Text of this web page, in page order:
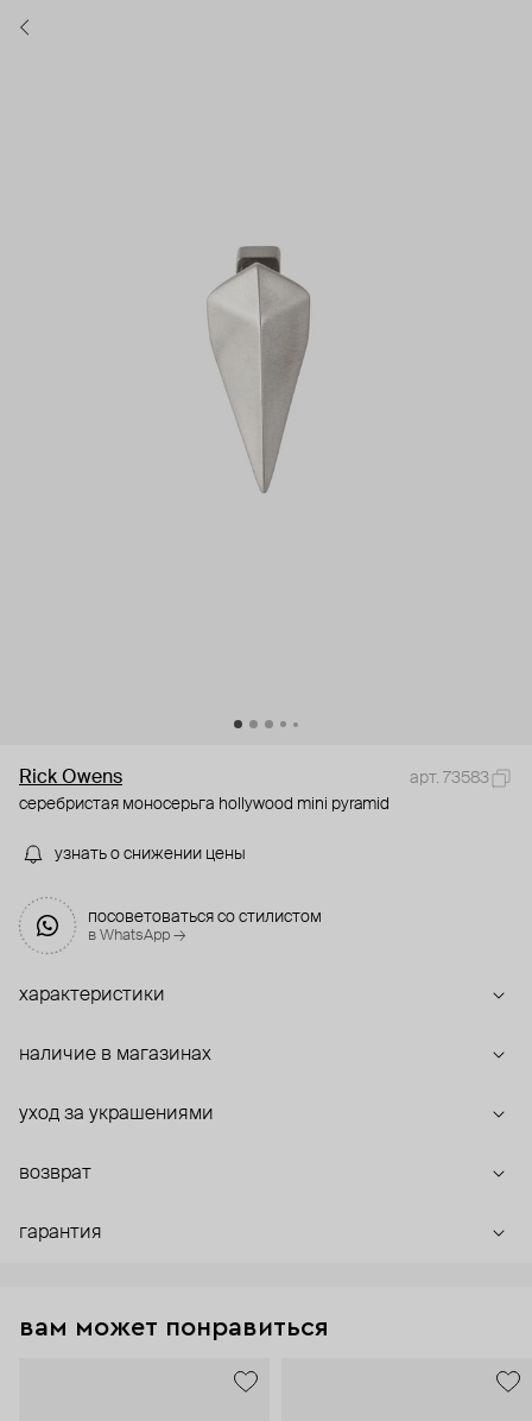
Rick Owens
арт. 73583
серебристая моносерьга hollywood mini pyramid
узнать о снижении цены
посоветоваться со стилистом
в WhatsApp →
характеристики
наличие в магазинах
уход за украшениями
возврат
гарантия
вам может понравиться